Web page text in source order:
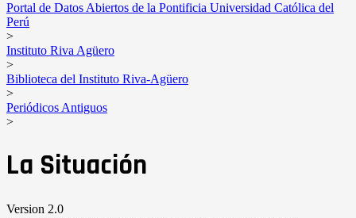
Portal de Datos Abiertos de la Pontificia Universidad Católica del
Perú
>
Instituto Riva Agüero
>
Biblioteca del Instituto Riva-Agüero
>
Periódicos Antiguos
>
La Situación
Version 2.0